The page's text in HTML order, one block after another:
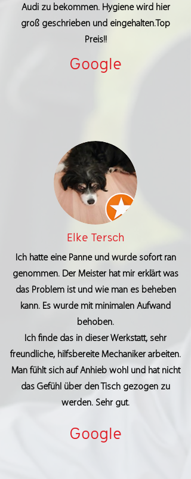
Audi zu bekommen. Hygiene wird hier
groß geschrieben und eingehalten.Top
Preis!!
Google
Elke Tersch
Ich hatte eine Panne und wurde sofort ran
genommen. Der Meister hat mir erklärt was
das Problem ist und wie man es beheben
kann. Es wurde mit minimalen Aufwand
behoben.
Ich finde das in dieser Werkstatt, sehr
freundliche, hilfsbereite Mechaniker arbeiten.
Man fühlt sich auf Anhieb wohl und hat nicht
das Gefühl über den Tisch gezogen zu
werden. Sehr gut.
Google